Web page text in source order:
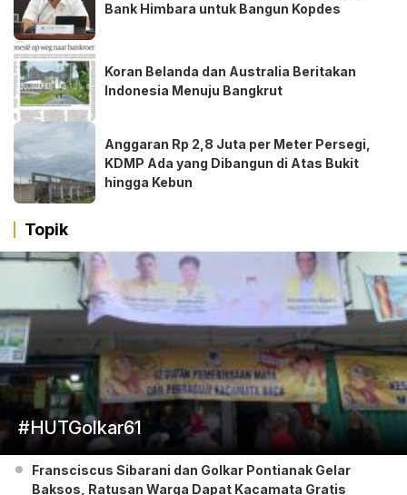
Bank Himbara untuk Bangun Kopdes
Koran Belanda dan Australia Beritakan
Indonesia Menuju Bangkrut
Anggaran Rp 2,8 Juta per Meter Persegi,
KDMP Ada yang Dibangun di Atas Bukit
hingga Kebun
Topik
#HUTGolkar61
Fransciscus Sibarani dan Golkar Pontianak Gelar
Baksos, Ratusan Warga Dapat Kacamata Gratis